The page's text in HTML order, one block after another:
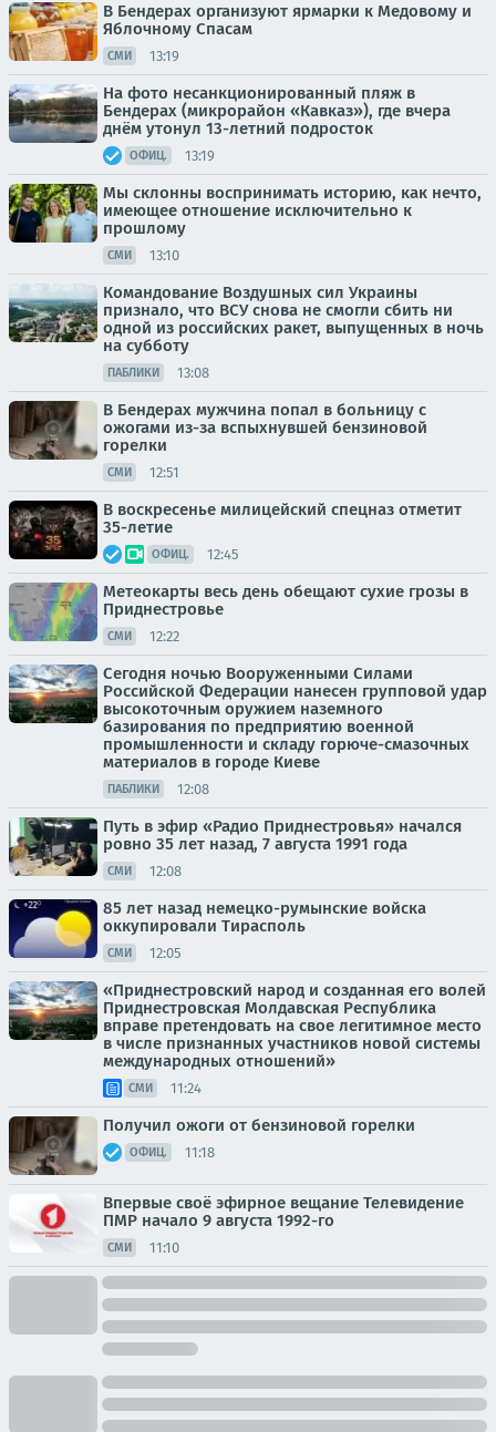
В Бендерах организуют ярмарки к Медовому и
Яблочному Спасам
СМИ 13:19
На фото несанкционированный пляж в
Бендерах (микрорайон «Кавказ»), где вчера
днём утонул 13-летний подросток
ОФИЦ. 13:19
Мы склонны воспринимать историю, как нечто,
имеющее отношение исключительно к
прошлому
СМИ 13:10
Командование Воздушных сил Украины
признало, что ВСУ снова не смогли сбить ни
одной из российских ракет, выпущенных в ночь
на субботу
ПАБЛИКИ 13:08
В Бендерах мужчина попал в больницу с
ожогами из-за вспыхнувшей бензиновой
горелки
СМИ 12:51
В воскресенье милицейский спецназ отметит
35-летие
ОФИЦ. 12:45
Метеокарты весь день обещают сухие грозы в
Приднестровье
СМИ 12:22
Сегодня ночью Вооруженными Силами
Российской Федерации нанесен групповой удар
высокоточным оружием наземного
базирования по предприятию военной
промышленности и складу горюче-смазочных
материалов в городе Киеве
ПАБЛИКИ 12:08
Путь в эфир «Радио Приднестровья» начался
ровно 35 лет назад, 7 августа 1991 года
СМИ 12:08
85 лет назад немецко-румынские войска
оккупировали Тирасполь
СМИ 12:05
«Приднестровский народ и созданная его волей
Приднестровская Молдавская Республика
вправе претендовать на свое легитимное место
в числе признанных участников новой системы
международных отношений»
СМИ 11:24
Получил ожоги от бензиновой горелки
ОФИЦ. 11:18
Впервые своё эфирное вещание Телевидение
ПМР начало 9 августа 1992-го
СМИ 11:10